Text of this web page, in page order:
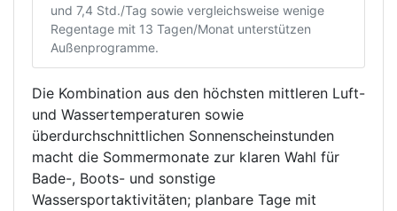
und 7,4 Std./Tag sowie vergleichsweise wenige
Regentage mit 13 Tagen/Monat unterstützen
Außenprogramme.
Die Kombination aus den höchsten mittleren Luft-
und Wassertemperaturen sowie
überdurchschnittlichen Sonnenscheinstunden
macht die Sommermonate zur klaren Wahl für
Bade-, Boots- und sonstige
Wassersportaktivitäten; planbare Tage mit